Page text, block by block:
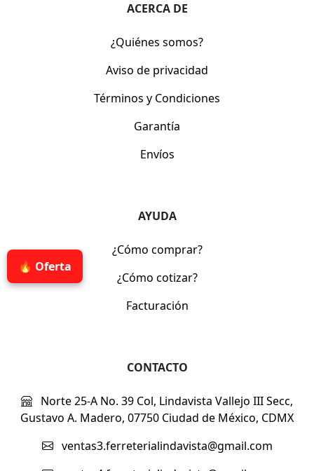
🔥 Oferta
ACERCA DE
¿Quiénes somos?
Aviso de privacidad
Términos y Condiciones
Garantía
Envíos
AYUDA
¿Cómo comprar?
¿Cómo cotizar?
Facturación
CONTACTO
Norte 25-A No. 39 Col, Lindavista Vallejo III Secc,
Gustavo A. Madero, 07750 Ciudad de México, CDMX
ventas3.ferreterialindavista@gmail.com